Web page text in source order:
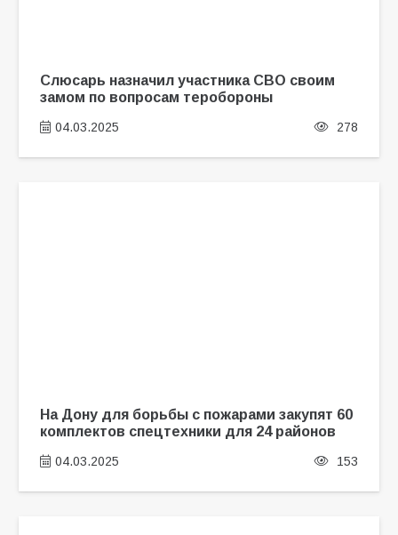
Слюсарь назначил участника СВО своим
замом по вопросам теробороны
04.03.2025 278
На Дону для борьбы с пожарами закупят 60
комплектов спецтехники для 24 районов
04.03.2025 153